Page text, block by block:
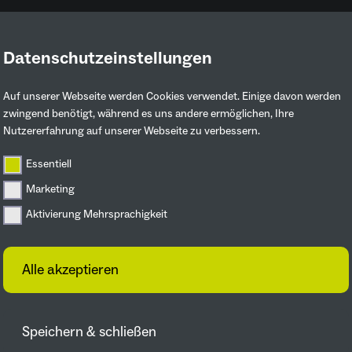
Datenschutzeinstellungen
Auf unserer Webseite werden Cookies verwendet. Einige davon werden
zwingend benötigt, während es uns andere ermöglichen, Ihre
Nutzererfahrung auf unserer Webseite zu verbessern.
Essentiell
Marketing
Aktivierung Mehrsprachigkeit
Alle akzeptieren
Speichern & schließen
Mitmachen &
Großes
Von 23. April bis 17.
Internationale
international gefeierter
Natur und Gartenkunst
Millionen Menschen in